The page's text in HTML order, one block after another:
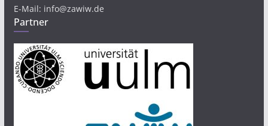
E-Mail: info@zawiw.de
Partner